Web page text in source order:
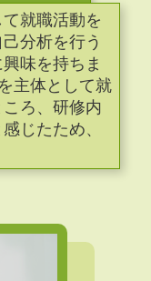
就職活動を
分析を行う
味を持ちま
主体として就
ろ、研修内
じたため、